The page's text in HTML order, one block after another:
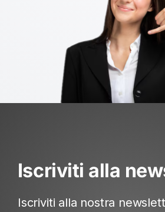
Iscriviti alla
Iscriviti alla nostra